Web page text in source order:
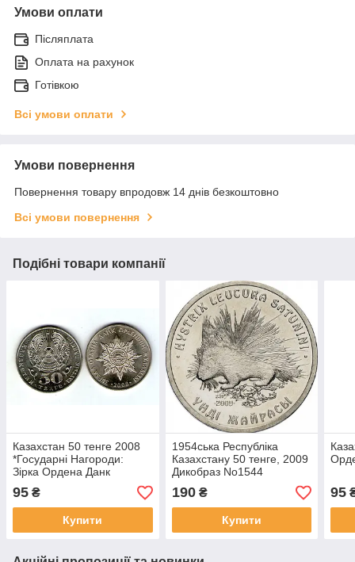
Умови оплати
Післяплата
Оплата на рахунок
Готівкою
Всі умови оплати
Умови повернення
Повернення товару впродовж 14 днів безкоштовно
Всі умови повернення
Подібні товари компанії
Казахстан 50 тенге 2008
*Государні Нагороди:
Зірка Ордена Данк
(Слава)
95 ₴
Купити
1954ська Республіка
Казахстану 50 тенге, 2009
Дикобраз No1544
190₴
Купити
95